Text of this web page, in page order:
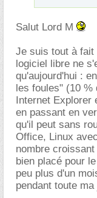
Salut Lord M
Je suis tout à
logiciel libre ne
qu'aujourd'hui :
les foules" (10 %
Internet Explorer
en passant en
qu'il peut sans
Office, Linux
nombre
bien placé pour
peu plus d'un
pendant toute